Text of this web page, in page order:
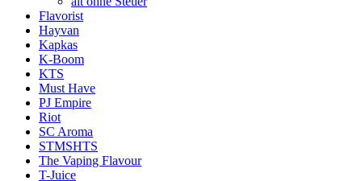
Flavorist
Hayvan
Kapkas
K-Boom
KTS
Must Have
PJ Empire
Riot
SC Aroma
STMSHTS
The Vaping Flavour
T-Juice